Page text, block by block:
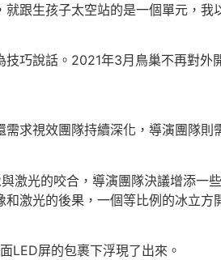
跟生孩子太空站的是一個單元，我
說話。2021年3月鳥巢不再對外
視效團隊持續深化，導演團隊則
光的咬合，導演團隊決議增添一
激光的後果，一個等比例的冰立方
屏的包裹下浮現了出來。